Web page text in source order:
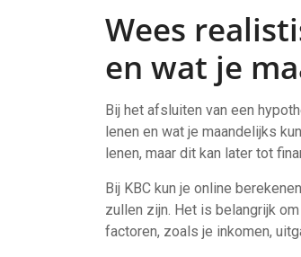
Wees
en wat je
Bij het afsluiten van een
lenen en wat je maandelijks
lenen, maar dit kan later tot
Bij KBC kun je online
zullen zijn. Het is belangrijk
factoren, zoals je inkomen,